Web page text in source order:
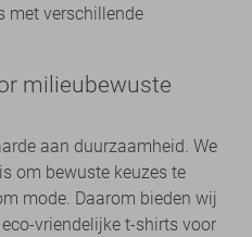
met verschillende
milieubewuste
aan duurzaamheid. We
om bewuste keuzes te
mode. Daarom bieden wij
vriendelijke t-shirts voor